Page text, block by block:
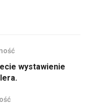
wystawienie